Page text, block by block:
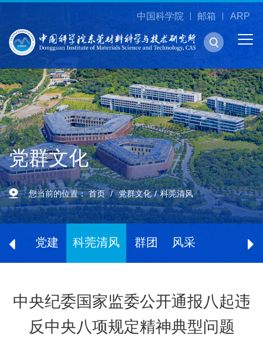
中国科学院 邮箱 ARP
党群文化
您当前的位置：首页 党群文化 科莞清风
党建 科莞清风 群团 风采
中央纪委国家监委公开通报八起违
反中央八项规定精神典型问题